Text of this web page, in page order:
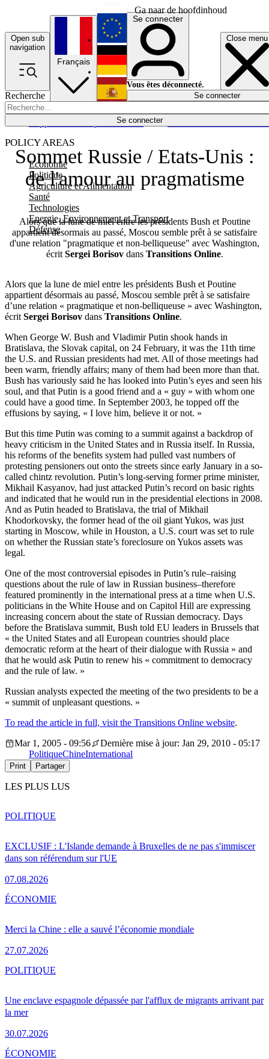
Ga naar de hoofdinhoud
Open sub
navigation
Close menu
Recherche
Se connecter
POLICY AREAS
Economie
Politique
Agriculture et Alimentation
Santé
Technologies
Energie, Environnement et Transport
Défense
Économie
Français
English
Deutsch
Español
Se connecter
Vous êtes déconnecté.
Se connecter
Sommet Russie / Etats-Unis :
de l'amour au pragmatisme
Alors que la lune de miel entre les présidents Bush et Poutine
appartient désormais au passé, Moscou semble prêt à se satisfaire
d'une relation "pragmatique et non-belliqueuse" avec Washington,
écrit Sergei Borisovdans Transitions Online.
Alors que la lune de miel entre les présidents Bush et Poutine
appartient désormais au passé, Moscou semble prêt à se satisfaire
d’une relation « pragmatique et non-belliqueuse » avec Washington,
écrit Sergei Borisov dans Transitions Online.
When George W. Bush and Vladimir Putin shook hands in
Bratislava, the Slovak capital, on 24 February, it was the 11th time
the U.S. and Russian presidents had met. All of those meetings had
been warm, friendly affairs; many of them had been more than that.
Bush has variously said he has looked into Putin’s eyes and seen his
soul, and that Putin is a good friend and a « guy » with whom one
could have a good time. In September 2003, he topped off the
effusions by saying, « I love him, believe it or not. »
But this time Putin was coming to a summit against a backdrop of
heavy criticism in the United States and in Russia itself. In Russia,
his reforms of the benefits system had pulled vast numbers of
protesting pensioners out onto the streets since early January in a so-
called chintz revolution. Putin’s long-serving former prime minister,
Mikhail Kasyanov, had just attacked Putin’s record on basic rights
and indicated that he would run in the presidential elections in 2008.
And as Putin headed to Bratislava, the trial of Mikhail
Khodorkovsky, the former head of the oil giant Yukos, was just
starting in Moscow, while in Houston, a U.S. court was set to rule
on whether the Russian state’s foreclosure on Yukos assets was
legal.
One of the most controversial episodes in Putin’s rule–raising
questions about the rule of law in Russian business–therefore
featured prominently in the international press at a time when U.S.
politicians in the White House and on Capitol Hill are expressing
increasing concern about the state of Russian democracy. Days
before the Bratislava summit, Bush told EU leaders in Brussels that
« the United States and all European countries should place
democratic reform at the heart of their dialogue with Russia » and
that he would ask Putin to renew his « commitment to democracy
and the rule of law. »
Russian analysts expected the meeting of the two presidents to be a
« summit of unpleasant questions. »
To read the article in full, visit the Transitions Online website.
Mar 1, 2005 - 09:56
Dernière mise à jour: Jan 29, 2010 - 05:17
PolitiqueChineInternational
Print Partager
LES PLUS LUS
EXCLUSIF : L'Islande demande à Bruxelles de ne pas s'immiscer
dans son référendum sur l'UE
07.08.2026
POLITIQUE
Merci la Chine : elle a sauvé l’économie mondiale
27.07.2026
ÉCONOMIE
Une enclave espagnole dépassée par l'afflux de migrants arrivant par
la mer
30.07.2026
POLITIQUE
ÉCONOMIE